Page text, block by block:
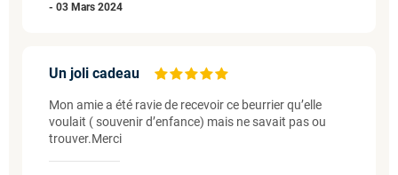
- 03 Mars 2024
Un joli cadeau
Mon amie a été ravie de recevoir ce beurrier qu’elle
voulait ( souvenir d’enfance) mais ne savait pas ou
trouver.Merci